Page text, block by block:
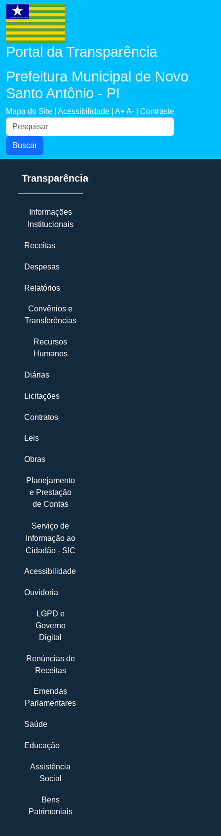
Portal da Transparência
Prefeitura Municipal de Novo
Santo Antônio - PI
Mapa do Site | Acessibilidade | A+A- | Contraste
Buscar
Transparência
Informações
Institucionais
Receitas
Despesas
Relatórios
Convênios e
Transferências
Recursos
Humanos
Diárias
Licitações
Contratos
Leis
Obras
Planejamento
e Prestação
de Contas
Serviço de
Informação ao
Cidadão - SIC
Acessibilidade
Ouvidoria
LGPD e
Governo
Digital
Renúncias de
Receitas
Emendas
Parlamentares
Saúde
Educação
Assistência
Social
Bens
Patrimoniais